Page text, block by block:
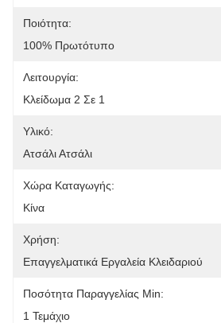
Ποιότητα:
100% Πρωτότυπο
Λειτουργία:
Κλείδωμα 2 Σε 1
Υλικό:
Ατσάλι Ατσάλι
Χώρα Καταγωγής:
Κίνα
Χρήση:
Επαγγελματικά Εργαλεία Κλειδαριού
Ποσότητα Παραγγελίας Min:
1 Τεμάχιο